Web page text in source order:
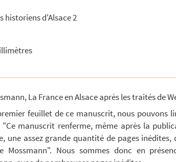
historiens d'Alsace 2
La France en Alsace après les traités de
feuillet de ce manuscrit, nous pouvons
"Ce manuscrit renferme, même après la
une assez grande quantité de pages
Mossmann". Nous sommes donc en